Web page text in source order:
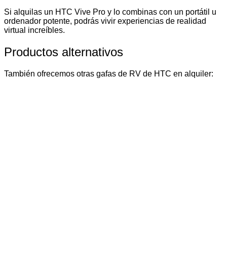
Si alquilas un HTC Vive Pro y lo combinas con un portátil u
ordenador potente, podrás vivir experiencias de realidad
virtual increíbles.
Productos alternativos
También ofrecemos otras gafas de RV de HTC en alquiler: